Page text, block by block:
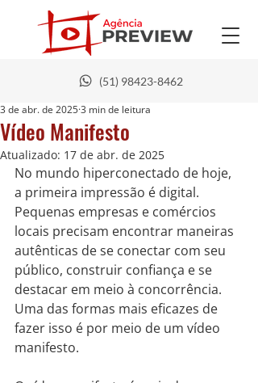
(51) 98423-8462
Vídeo Manifesto
3 de abr. de 20253 min de leitura
Atualizado: 17 de abr. de 2025
No mundo hiperconectado de hoje,
a primeira impressão é digital.
Pequenas empresas e comércios
locais precisam encontrar maneiras
autênticas de se conectar com seu
público, construir confiança e se
destacar em meio à concorrência.
Uma das formas mais eficazes de
fazer isso é por meio de um vídeo
manifesto.